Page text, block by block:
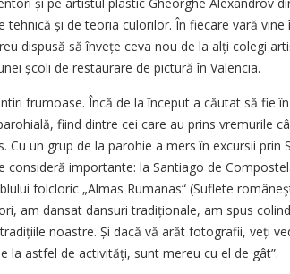
tehnică și de teoria culorilor. În fiecare vară
dispusă să învețe ceva nou de la alți colegi
școli de restaurare de pictură în Valencia.
frumoase. Încă de la început a căutat să fie
fiind dintre cei care au prins vremurile
Cu un grup de la parohie a mers în excursii prin
consideră importante: la Santiago de
folcloric „Almas Rumanas“ (Suflete
am dansat dansuri tradiționale, am spus
noastre. Și dacă vă arăt fotografii, veți
la astfel de activități, sunt mereu cu el de gât”.